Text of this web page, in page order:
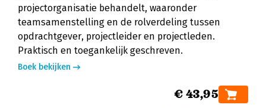
projectorganisatie behandelt, waaronder
teamsamenstelling en de rolverdeling tussen
opdrachtgever, projectleider en projectleden.
Praktisch en toegankelijk geschreven.
Boek bekijken
€ 43,95